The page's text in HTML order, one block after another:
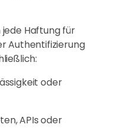
Haftung für
Authentifizierung
oder
APIs oder